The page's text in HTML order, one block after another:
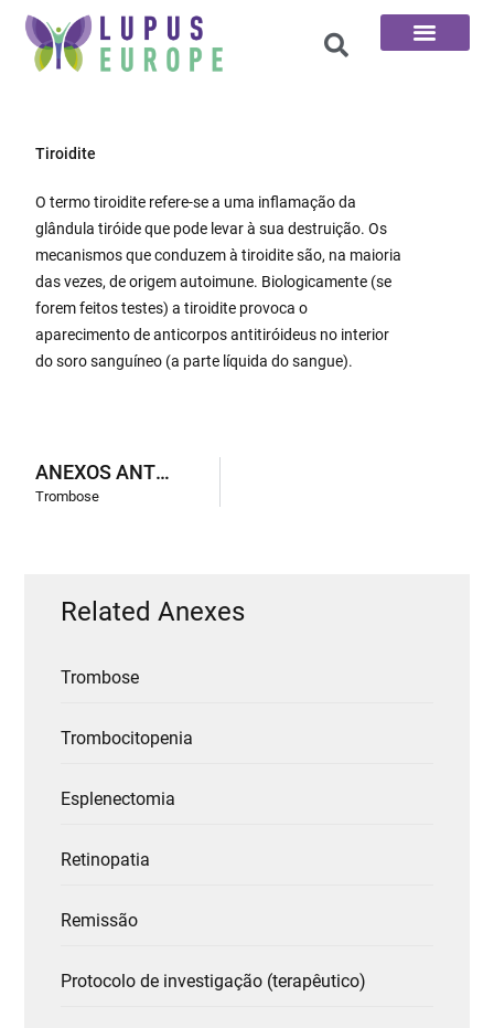
Tiroidite
O termo tiroidite refere-se a uma inflamação da
glândula tiróide que pode levar à sua destruição. Os
mecanismos que conduzem à tiroidite são, na maioria
das vezes, de origem autoimune. Biologicamente (se
forem feitos testes) a tiroidite provoca o
aparecimento de anticorpos antitiróideus no interior
do soro sanguíneo (a parte líquida do sangue).
ANEXOS ANTERIORES
Trombose
Related Anexes
Trombose
Trombocitopenia
Esplenectomia
Retinopatia
Remissão
Protocolo de investigação (terapêutico)